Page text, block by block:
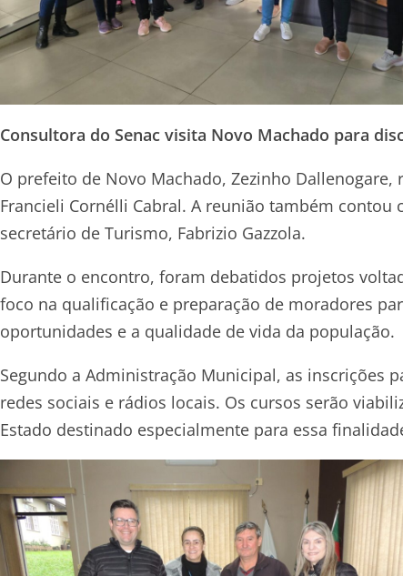
Consultora do Senac visita Novo Machado para
O prefeito de Novo Machado, Zezinho
Francieli Cornélli Cabral. A reunião também
secretário de Turismo, Fabrizio Gazzola.
Durante o encontro, foram debatidos projetos
foco na qualificação e preparação de moradores
oportunidades e a qualidade de vida da população.
Segundo a Administração Municipal, as inscrições
redes sociais e rádios locais. Os cursos serão
Estado destinado especialmente para essa